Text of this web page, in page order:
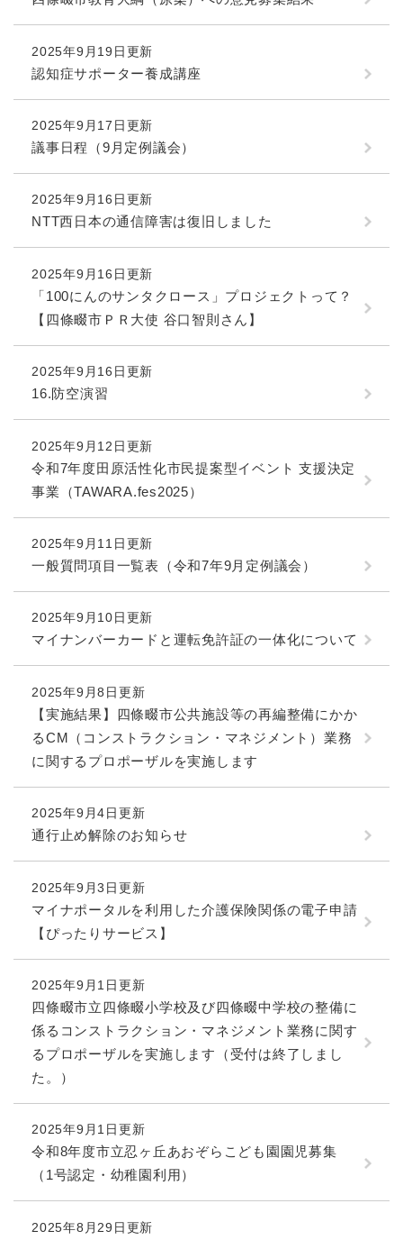
2025年9月19日更新
認知症サポーター養成講座
2025年9月17日更新
議事日程（9月定例議会）
2025年9月16日更新
NTT西日本の通信障害は復旧しました
2025年9月16日更新
「100にんのサンタクロース」プロジェクトって？
【四條畷市ＰＲ大使 谷口智則さん】
2025年9月16日更新
16.防空演習
2025年9月12日更新
令和7年度田原活性化市民提案型イベント 支援決定
事業（TAWARA.fes2025）
2025年9月11日更新
一般質問項目一覧表（令和7年9月定例議会）
2025年9月10日更新
マイナンバーカードと運転免許証の一体化について
2025年9月8日更新
【実施結果】四條畷市公共施設等の再編整備にかか
るCM（コンストラクション・マネジメント）業務
に関するプロポーザルを実施します
2025年9月4日更新
通行止め解除のお知らせ
2025年9月3日更新
マイナポータルを利用した介護保険関係の電子申請
【ぴったりサービス】
2025年9月1日更新
四條畷市立四條畷小学校及び四條畷中学校の整備に
係るコンストラクション・マネジメント業務に関す
るプロポーザルを実施します（受付は終了しまし
た。）
2025年9月1日更新
令和8年度市立忍ヶ丘あおぞらこども園園児募集
（1号認定・幼稚園利用）
2025年8月29日更新